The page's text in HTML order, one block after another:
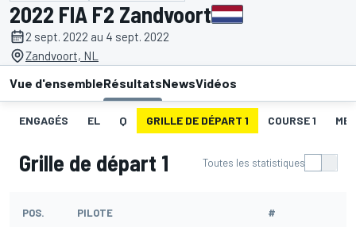
2022 FIA F2 Zandvoort
2 sept. 2022 au 4 sept. 2022
Zandvoort, NL
Vue d'ensembleRésultatsNewsVidéos
ENGAGÉS EL Q GRILLE DE DÉPART 1 COURSE 1
Grille de départ 1 Toutes les statistiques
POS. PILOTE #